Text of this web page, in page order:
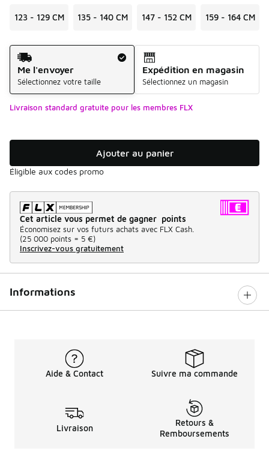
123 - 129 CM 135 - 140 CM 147 - 152 CM 159 - 164 CM
Mode d'expédition
Me l'envoyer
Sélectionnez votre taille
Expédition en magasin
Sélectionnez un magasin
Livraison standard gratuite pour les membres FLX
Ajouter au panier
Éligible aux codes promo
Cet article vous permet de gagner points
Économisez sur vos futurs achats avec FLX Cash.
(25 000 points = 5 €)
Inscrivez-vous gratuitement
Informations
Aide & Contact Suivre ma commande
Livraison
Retours &
Remboursements